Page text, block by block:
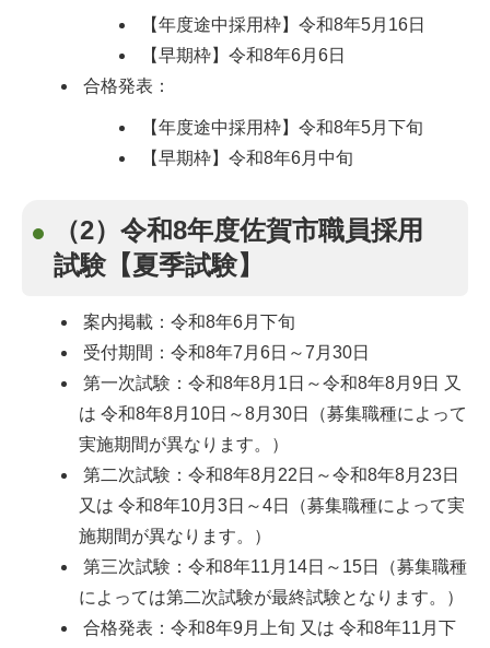
【年度途中採用枠】令和8年5月16日
【早期枠】令和8年6月6日
合格発表：
【年度途中採用枠】令和8年5月下旬
【早期枠】令和8年6月中旬
（2）令和8年度佐賀市職員採用
試験【夏季試験】
案内掲載：令和8年6月下旬
受付期間：令和8年7月6日～7月30日
第一次試験：令和8年8月1日～令和8年8月9日 又
は 令和8年8月10日～8月30日（募集職種によって
実施期間が異なります。）
第二次試験：令和8年8月22日～令和8年8月23日
又は 令和8年10月3日～4日（募集職種によって実
施期間が異なります。）
第三次試験：令和8年11月14日～15日（募集職種
によっては第二次試験が最終試験となります。）
合格発表：令和8年9月上旬 又は 令和8年11月下